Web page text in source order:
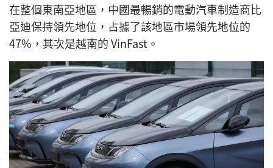
在整個東南亞地區，中國最暢銷的電動汽車制造商比
亞迪保持領先地位，占據了該地區市場領先地位的
47%，其次是越南的 VinFast。